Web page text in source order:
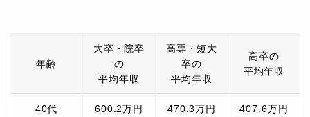
年齢
大卒・院卒
の
平均年収
高専・短大
卒の
平均年収
高卒の
平均年収
40代 600.2万円 470.3万円 407.6万円